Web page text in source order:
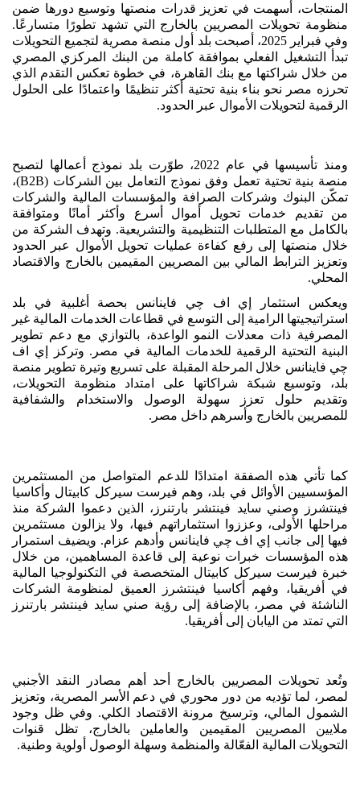
المنتجات، أسهمت في تعزيز قدرات منصتها وتوسيع دورها ضمن
منظومة تحويلات المصريين بالخارج التي تشهد تطورًا متسارعًا.
وفي فبراير 2025، أصبحت بلد أول منصة مصرية لتجميع التحويلات
تبدأ التشغيل الفعلي بموافقة كاملة من البنك المركزي المصري
من خلال شراكتها مع بنك القاهرة، في خطوة تعكس التقدم الذي
تحرزه مصر نحو بناء بنية تحتية أكثر تنظيمًا واعتمادًا على الحلول
الرقمية لتحويلات الأموال عبر الحدود.
ومنذ تأسيسها في عام 2022، طوّرت بلد نموذج أعمالها لتصبح
منصة بنية تحتية تعمل وفق نموذج التعامل بين الشركات (B2B)،
تمكّن البنوك وشركات الصرافة والمؤسسات المالية والشركات
من تقديم خدمات تحويل أموال أسرع وأكثر أمانًا ومتوافقة
بالكامل مع المتطلبات التنظيمية والتشريعية. وتهدف الشركة من
خلال منصتها إلى رفع كفاءة عمليات تحويل الأموال عبر الحدود
وتعزيز الترابط المالي بين المصريين المقيمين بالخارج والاقتصاد
المحلي.
ويعكس استثمار إي اف چي فاينانس بحصة أغلبية في بلد
استراتيجيتها الرامية إلى التوسع في قطاعات الخدمات المالية غير
المصرفية ذات معدلات النمو الواعدة، بالتوازي مع دعم تطوير
البنية التحتية الرقمية للخدمات المالية في مصر. وتركز إي اف
چي فاينانس خلال المرحلة المقبلة على تسريع وتيرة تطوير منصة
بلد، وتوسيع شبكة شراكاتها على امتداد منظومة التحويلات،
وتقديم حلول تعزز سهولة الوصول والاستخدام والشفافية
للمصريين بالخارج وأسرهم داخل مصر.
كما تأتي هذه الصفقة امتدادًا للدعم المتواصل من المستثمرين
المؤسسيين الأوائل في بلد، وهم فيرست سيركل كابيتال وأكاسيا
فينتشرز وصني سايد فينتشر بارتنرز، الذين دعموا الشركة منذ
مراحلها الأولى، وعززوا استثماراتهم فيها، ولا يزالون مستثمرين
فيها إلى جانب إي اف چي فاينانس وأدهم عزام. ويضيف استمرار
هذه المؤسسات خبرات نوعية إلى قاعدة المساهمين، من خلال
خبرة فيرست سيركل كابيتال المتخصصة في التكنولوجيا المالية
في أفريقيا، وفهم أكاسيا فينتشرز العميق لمنظومة الشركات
الناشئة في مصر، بالإضافة إلى رؤية صني سايد فينتشر بارتنرز
التي تمتد من اليابان إلى أفريقيا.
وتُعد تحويلات المصريين بالخارج أحد أهم مصادر النقد الأجنبي
لمصر، لما تؤديه من دور محوري في دعم الأسر المصرية، وتعزيز
الشمول المالي، وترسيخ مرونة الاقتصاد الكلي. وفي ظل وجود
ملايين المصريين المقيمين والعاملين بالخارج، تظل قنوات
التحويلات المالية الفعّالة والمنظمة وسهلة الوصول أولوية وطنية.